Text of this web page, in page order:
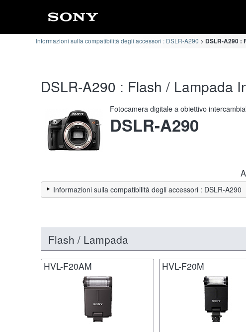
Informazioni sulla compatibilità degli accessori : DSLR-A290 DSLR-A290 :
DSLR-A290 : Flash / Lampada
Fotocamera digitale a obiettivo
DSLR-A290
Informazioni sulla compatibilità degli accessori : DSLR-A290
Flash / Lampada
HVL-F20AM HVL-F20M